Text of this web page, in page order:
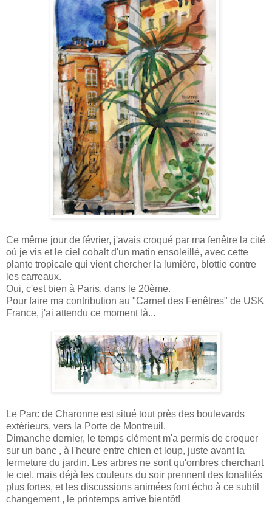
Ce même jour de février, j'avais croqué par ma fenêtre la cité
où je vis et le ciel cobalt d'un matin ensoleillé, avec cette
plante tropicale qui vient chercher la lumière, blottie contre
les carreaux.
Oui, c'est bien à Paris, dans le 20ème.
Pour faire ma contribution au "Carnet des Fenêtres" de USK
France, j'ai attendu ce moment là...
Le Parc de Charonne est situé tout près des boulevards
extérieurs, vers la Porte de Montreuil.
Dimanche dernier, le temps clément m'a permis de croquer
sur un banc , à l'heure entre chien et loup, juste avant la
fermeture du jardin. Les arbres ne sont qu'ombres cherchant
le ciel, mais déjà les couleurs du soir prennent des tonalités
plus fortes, et les discussions animées font écho à ce subtil
changement , le printemps arrive bientôt!